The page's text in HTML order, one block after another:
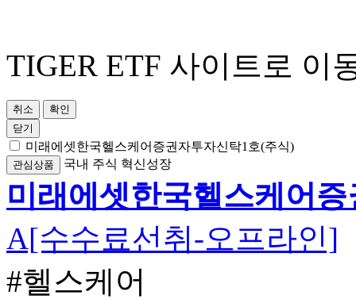
TIGER ETF 사이트로 이
취소
확인
닫기
미래에셋한국헬스케어증권자투자신탁1호(주식)
관심상품 국내 주식 혁신성장
미래에셋한국헬스케어
A[수수료선취-오프라인]
#헬스케어